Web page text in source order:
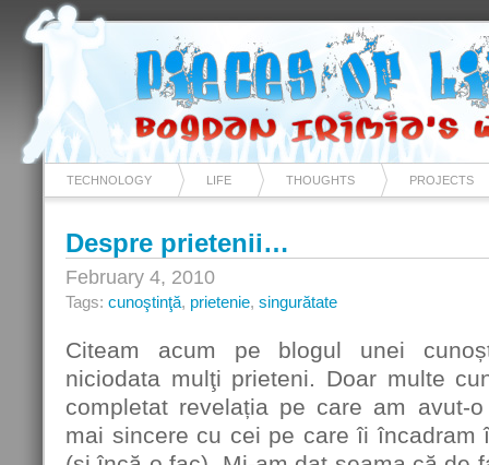
TECHNOLOGY LIFE THOUGHTS PROJECTS
Despre prietenii…
February 4, 2010
Tags: cunoştinţă, prietenie, singurătate
Citeam acum pe blogul unei
niciodata mulţi prieteni. Doar multe
completat revelația pe care am avut-
mai sincere cu cei pe care îi încadram